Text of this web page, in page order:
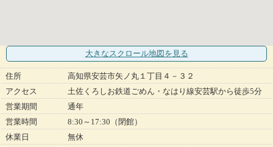
大きなスクロール地図 を見る
住所
高知県安芸市矢ノ丸１丁目４－３２
アクセス
土佐くろしお鉄道ごめん・なはり線安芸駅から徒歩5分
営業期間
通年
営業時間
8:30～17:30（閉館）
休業日
無休